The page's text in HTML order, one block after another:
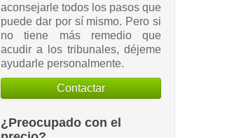
aconsejarle todos los pasos que
puede dar por sí mismo. Pero si
no tiene más remedio que
acudir a los tribunales, déjeme
ayudarle personalmente.
Contactar
¿Preocupado con el